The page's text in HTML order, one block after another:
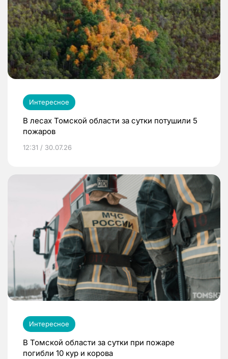
Интересное
В лесах Томской области за сутки потушили 5
пожаров
12:31 / 30.07.26
Интересное
В Томской области за сутки при пожаре
погибли 10 кур и корова